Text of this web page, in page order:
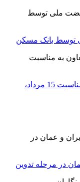
پیام مدیرعامل بانک توسعه تعاون به مناسبت 15 مرداد،
در مرحله تدوین